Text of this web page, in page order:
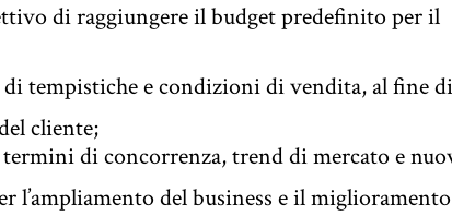
di raggiungere il budget predefinito per il
tempistiche e condizioni di vendita, al fine di
cliente;
di concorrenza, trend di mercato e
l’ampliamento del business e il miglioramento